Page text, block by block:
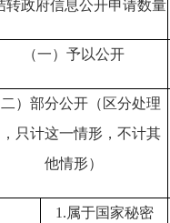
转政府信息公开申请数量
（一）予以公开
）部分公开 （区分处理
只计这一情形，不计其
他情形）
1.属于国家秘密